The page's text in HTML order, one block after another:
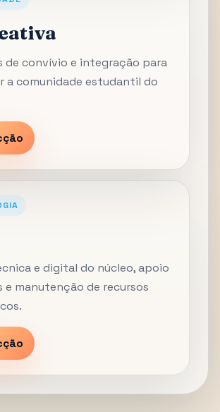
de convívio e integração para
a comunidade estudantil do
e digital do núcleo, apoio
e manutenção de recursos